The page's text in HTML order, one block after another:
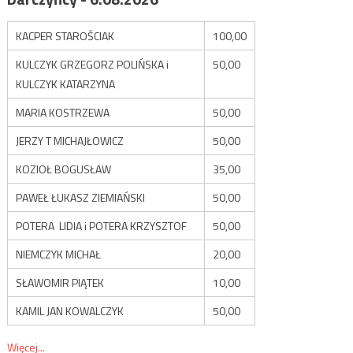
KACPER STAROŚCIAK
100,00
KULCZYK GRZEGORZ POLIŃSKA i
KULCZYK KATARZYNA
50,00
MARIA KOSTRZEWA
50,00
JERZY T MICHAJŁOWICZ
50,00
KOZIOŁ BOGUSŁAW
35,00
PAWEŁ ŁUKASZ ZIEMIAŃSKI
50,00
POTERA LIDIA i POTERA KRZYSZTOF
50,00
NIEMCZYK MICHAŁ
20,00
SŁAWOMIR PIĄTEK
10,00
KAMIL JAN KOWALCZYK
50,00
Więcej...